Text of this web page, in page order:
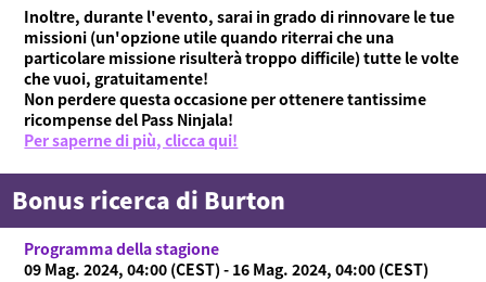
Inoltre, durante l'evento, sarai in grado di rinnovare le tue
missioni (un'opzione utile quando riterrai che una
particolare missione risulterà troppo difficile) tutte le volte
che vuoi, gratuitamente!
Non perdere questa occasione per ottenere tantissime
ricompense del Pass Ninjala!
Per saperne di più, clicca qui!
Bonus ricerca di Burton
Programma della stagione
09 Mag. 2024, 04:00 (CEST) - 16 Mag. 2024, 04:00 (CEST)